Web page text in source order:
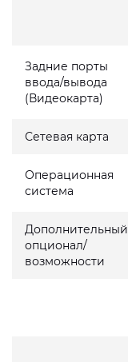
Задние порты
ввода/вывода
(Видеокарта)
Сетевая карта
Операционная
система
Дополнительный
опционал/
возможности